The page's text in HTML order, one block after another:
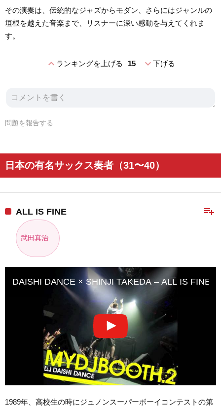
その演奏は、伝統的なジャズからモダン、さらにはジャンルの
垣根を越えた音楽まで、リスナーに深い感動を与えてくれま
す。
expand_lessランキングを上げる 15 expand_more下げる
問題を報告する
日本の有名サックス奏者（31〜40）
playlist_add
ALL IS FINE
武田真治
DAISHI DANCE × SHINJI TAKEDA – ALL IS FINE
1989年、高校生の時にジュノンスーパーボーイコンテストの第